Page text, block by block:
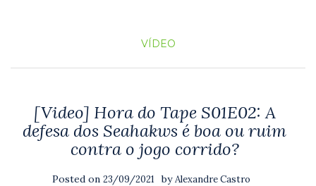
VÍDEO
[Video] Hora do Tape S01E02: A
defesa dos Seahakws é boa ou ruim
contra o jogo corrido?
Posted on 23/09/2021 byAlexandre Castro